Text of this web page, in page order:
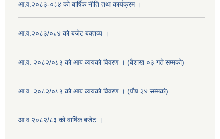
आ.व.२०८३-०८४ को बार्षिक नीति तथा कार्यक्रम ।
आ.व.२०८३/०८४ को बजेट बक्तव्य ।
आ.व. २०८२/०८३ को आय व्ययको विवरण । (बैशाख ०३ गते सम्मको)
आ.व. २०८२/०८३ को आय व्ययको विवरण । (पौष २४ सम्मको)
आ.व.२०८२/८३ को वार्षिक बजेट ।